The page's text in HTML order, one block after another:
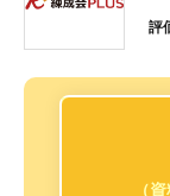
評
（